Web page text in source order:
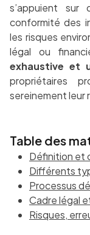
s’appuient sur
conformité des
les risques
légal ou
exhaustive et
propriétaires
sereinement leur
Table des
Définition et
Différents
Processus
Cadre légal
Risques,